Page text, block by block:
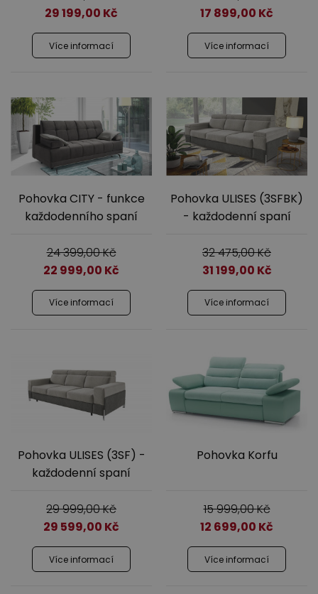
29 199,00 Kč
Více informací
17 899,00 Kč
Více informací
Pohovka CITY - funkce
každodenního spaní
24 399,00Kč
22 999,00 Kč
Více informací
Pohovka ULISES (3SFBK)
- každodenní spaní
32 475,00Kč
31 199,00 Kč
Více informací
Pohovka ULISES (3SF) -
každodenní spaní
29 999,00Kč
29 599,00 Kč
Více informací
Pohovka Korfu
15 999,00Kč
12 699,00 Kč
Více informací